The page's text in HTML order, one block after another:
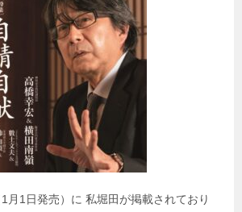
1月1日発売）に 私堀田が掲載されており